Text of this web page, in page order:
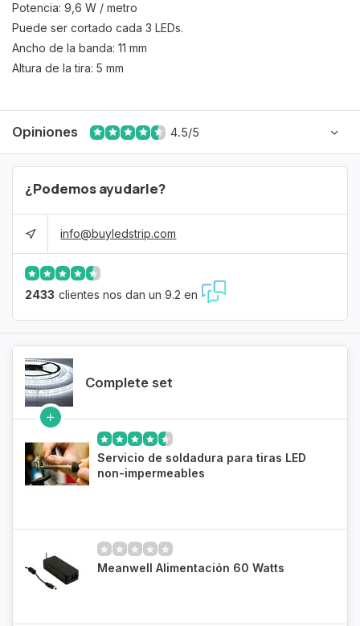
Potencia: 9,6 W / metro
Puede ser cortado cada 3 LEDs.
Ancho de la banda: 11 mm
Altura de la tira: 5 mm
Opiniones 4.5/5
¿Podemos ayudarle?
info@buyledstrip.com
2433 clientes nos dan un 9.2 en
Complete set
Servicio de soldadura para tiras LED
non-impermeables
Meanwell Alimentación 60 Watts